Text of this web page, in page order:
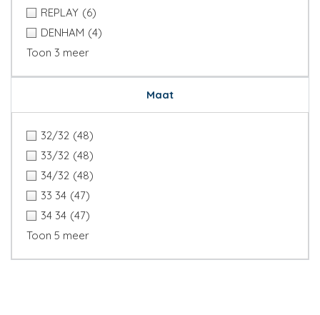
REPLAY (6)
DENHAM (4)
Toon 3 meer
Maat
32/32 (48)
33/32 (48)
34/32 (48)
33 34 (47)
34 34 (47)
Toon 5 meer